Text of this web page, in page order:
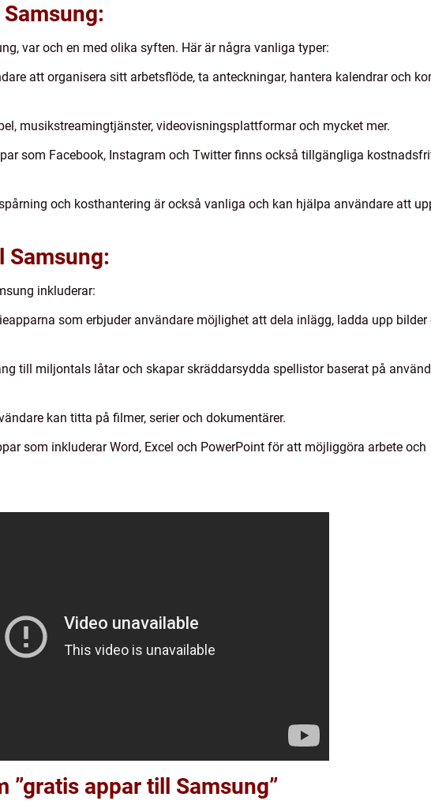
var och en med olika syften. Här är några vanliga typer:
att organisera sitt arbetsflöde, ta anteckningar, hantera kalendrar och
musikstreamingtjänster, videovisningsplattformar och mycket mer.
som Facebook, Instagram och Twitter finns också tillgängliga
och kosthantering är också vanliga och kan hjälpa användare att
Samsung:
inkluderar:
som erbjuder användare möjlighet att dela inlägg, ladda upp bilder
till miljontals låtar och skapar skräddarsydda spellistor baserat på
kan titta på filmer, serier och dokumentärer.
som inkluderar Word, Excel och PowerPoint för att möjliggöra arbete och
”gratis appar till Samsung”